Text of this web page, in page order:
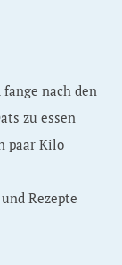
nach den
zu essen
paar Kilo
Rezepte